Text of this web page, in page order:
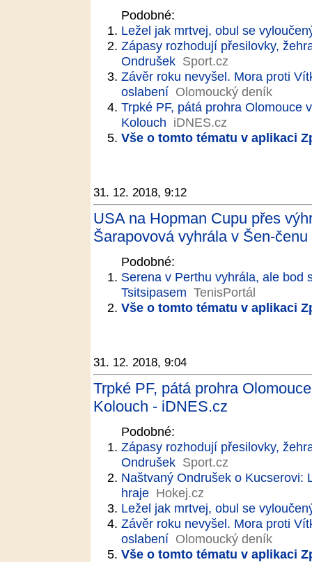
Podobné:
Ležel jak mrtvej, obul se
Zápasy rozhodují přesilovky,
Ondrušek Sport.cz
Závěr roku nevyšel. Mora proti
oslabení Olomoucký deník
Trpké PF, pátá prohra Olomouce
Kolouch iDNES.cz
Vše o tomto tématu v aplikaci
31. 12. 2018, 9:12
USA na Hopman Cupu přes
Šarapovová vyhrála v Šen-
Podobné:
Serena v Perthu vyhrála, ale bod
Tsitsipasem TenisPortál
Vše o tomto tématu v aplikaci
31. 12. 2018, 9:04
Trpké PF, pátá prohra
Kolouch - iDNES.cz
Podobné:
Zápasy rozhodují přesilovky,
Ondrušek Sport.cz
Naštvaný Ondrušek o
hraje Hokej.cz
Ležel jak mrtvej, obul se
Závěr roku nevyšel. Mora proti
oslabení Olomoucký deník
Vše o tomto tématu v aplikaci